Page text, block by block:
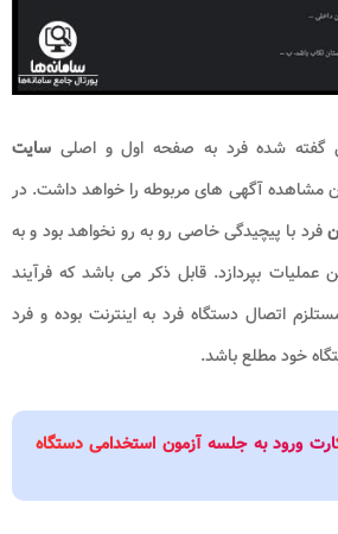
شده فرد به صفحه اول و اصلی سایت
مشاهده آگهی های مربوطه را خواهد داشت. در
فرد با پیچیدگی خاصی رو به رو نخواهد بود و به
عملیات بپردازد. قابل ذکر می باشد که فرآیند
اتصال دستگاه فرد به اینترنت بوده و فرد
خود مطلع باشد.
ارت ورود به جلسه آزمون استخدامی دستگاه